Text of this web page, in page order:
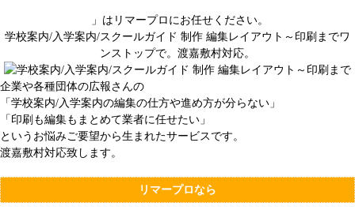
」はリマープロにお任せください。
学校案内/入学案内/スクールガイド 制作 編集レイアウト～印刷までワ
ンストップで。渡嘉敷村対応。
企業や各種団体の広報さんの
「学校案内/入学案内の編集の仕方や進め方が分らない」
「印刷も編集もまとめて業者に任せたい」
というお悩みご要望から生まれたサービスです。
渡嘉敷村対応致します。
リマープロなら